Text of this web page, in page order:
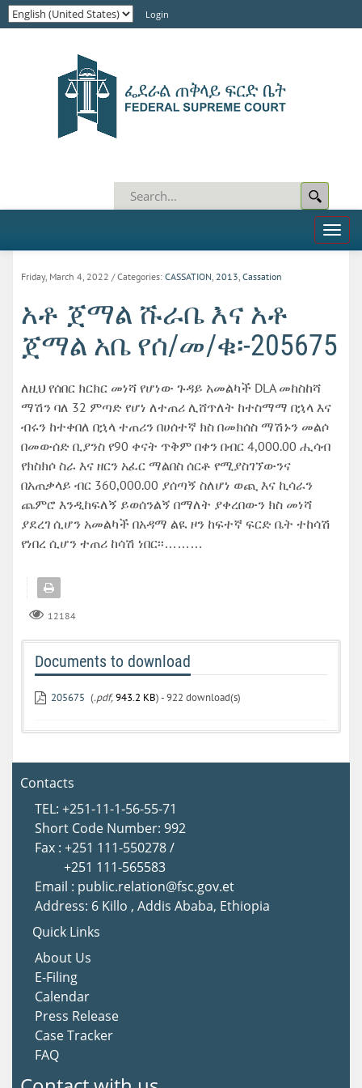
Login
Toggle
Friday, March 4, 2022 / Categories: CASSATION, 2013, Cassation
አቶ ጀማል ሹራቤ እና አቶ
ጀማል አቤ የሰ/መ/ቁ፡-205675
ለዚህ የሰበር ክርክር መነሻ የሆነው ጉዳይ አመልካች DLA መከስከሻ
ማሽን ባለ 32 ምጣድ የሆነ ለተጠሪ ሊሸጥለት ከተስማማ በኋላ እና
ብሩን ከተቀበለ በኋላ ተጠሪን በሀሰተኛ ክስ በመክሰስ ማሽኑን መልሶ
በመውሰድ ቢያንስ የ90 ቀናት ጥቅም በቀን በብር 4,000.00 ሒሳብ
የክስክሶ ስራ እና ዘርን አፈር ማልበስ ሰርቶ የሚያስገኘውንና
በአጠቃላይ ብር 360,000.00 ያሰጣኝ ስለሆነ ወጪ እና ኪሳራን
ጨምሮ እንዲከፍለኝ ይወሰንልኝ በማለት ያቀረበውን ክስ መነሻ
ያደረገ ሲሆን አመልካች በአዳማ ልዪ ዞን ከፍተኛ ፍርድ ቤት ተከሳሽ
የነበረ ሲሆን ተጠሪ ከሳሽ ነበር፡፡………
12184
Documents to download
205675 (.pdf,943.2 KB) - 922 download(s)
Contacts
TEL: +251-11-1-56-55-71
Short Code Number: 992
Fax : +251 111-550278 /
+251 111-565583
Email : public.relation@fsc.gov.et
Address: 6 Killo , Addis Ababa, Ethiopia
Quick Links
About Us
E-Filing
Calendar
Press Release
Case Tracker
FAQ